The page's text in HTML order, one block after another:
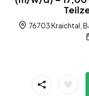
76703 Kraichtal,